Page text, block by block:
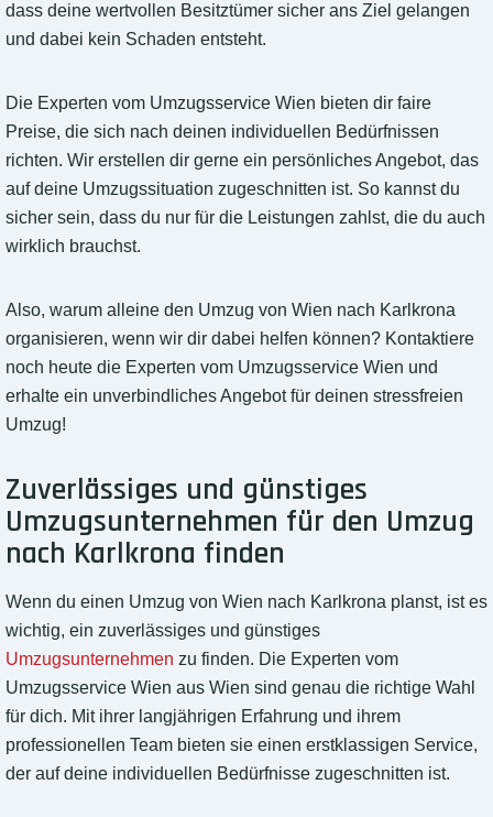
dass deine wertvollen Besitztümer sicher ans Ziel gelangen
und dabei kein Schaden entsteht.
Die Experten vom Umzugsservice Wien bieten dir faire
Preise, die sich nach deinen individuellen Bedürfnissen
richten. Wir erstellen dir gerne ein persönliches Angebot, das
auf deine Umzugssituation zugeschnitten ist. So kannst du
sicher sein, dass du nur für die Leistungen zahlst, die du auch
wirklich brauchst.
Also, warum alleine den Umzug von Wien nach Karlkrona
organisieren, wenn wir dir dabei helfen können? Kontaktiere
noch heute die Experten vom Umzugsservice Wien und
erhalte ein unverbindliches Angebot für deinen stressfreien
Umzug!
Zuverlässiges und günstiges
Umzugsunternehmen für den Umzug
nach Karlkrona finden
Wenn du einen Umzug von Wien nach Karlkrona planst, ist es
wichtig, ein zuverlässiges und günstiges
Umzugsunternehmen zu finden. Die Experten vom
Umzugsservice Wien aus Wien sind genau die richtige Wahl
für dich. Mit ihrer langjährigen Erfahrung und ihrem
professionellen Team bieten sie einen erstklassigen Service,
der auf deine individuellen Bedürfnisse zugeschnitten ist.